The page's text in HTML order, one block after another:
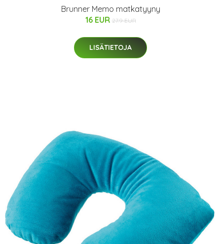
Brunner Memo matkatyyny
16 EUR 27.9 EUR
LISÄTIETOJA